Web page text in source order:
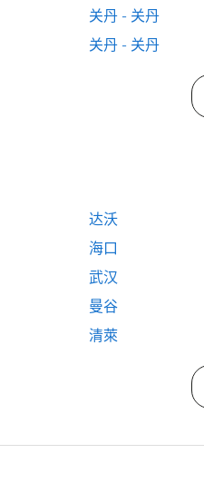
关丹 - 关丹
关丹 - 关丹
达沃
海口
武汉
曼谷
清萊